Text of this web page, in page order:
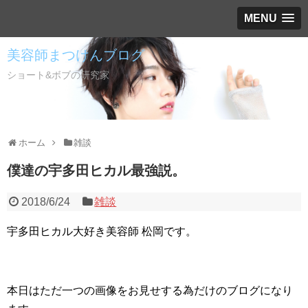
MENU
美容師まつけんブログ
ショート&ボブの研究家
ホーム 雑談
僕達の宇多田ヒカル最強説。
2018/6/24 雑談
宇多田ヒカル大好き美容師 松岡です。
本日はただ一つの画像をお見せする為だけのブログになり